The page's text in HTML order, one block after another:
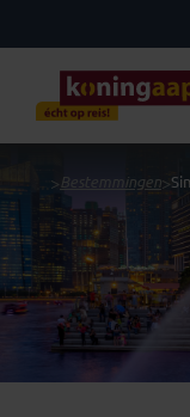
> Bestemmingen>